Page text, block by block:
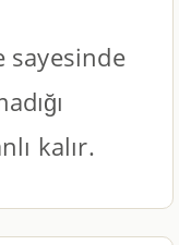
sayesinde
kalır.